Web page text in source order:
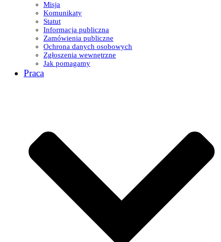
Misja
Komunikaty
Statut
Informacja publiczna
Zamówienia publiczne
Ochrona danych osobowych
Zgłoszenia wewnętrzne
Jak pomagamy
Praca